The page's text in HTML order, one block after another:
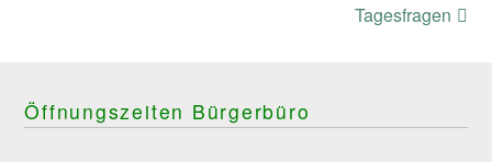
Tagesfragen
Öffnungszeiten Bürgerbüro